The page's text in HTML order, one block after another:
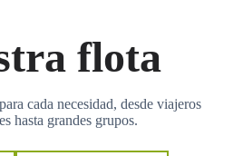
flota
cada necesidad, desde viajeros
hasta grandes grupos.